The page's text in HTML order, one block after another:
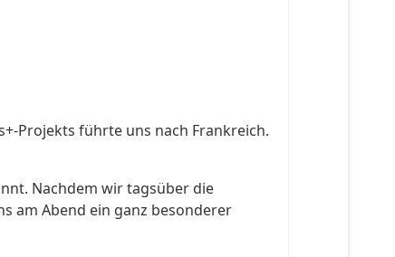
Projekts führte uns nach Frankreich.
Nachdem wir tagsüber die
am Abend ein ganz besonderer